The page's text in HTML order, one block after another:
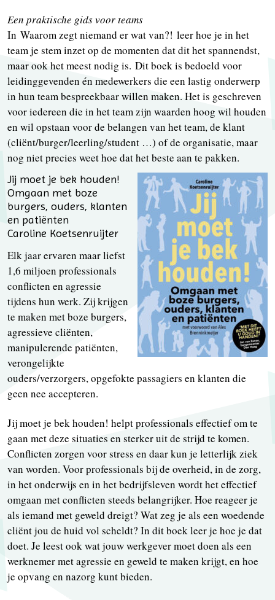
Een praktische gids voor teams
In Waarom zegt niemand er wat van?! leer hoe je in het
team je stem inzet op de momenten dat dit het spannendst,
maar ook het meest nodig is. Dit boek is bedoeld voor
leidinggevenden én medewerkers die een lastig onderwerp
in hun team bespreekbaar willen maken. Het is geschreven
voor iedereen die in het team zijn waarden hoog wil houden
en wil opstaan voor de belangen van het team, de klant
(cliënt/burger/leerling/student …) of de organisatie, maar
nog niet precies weet hoe dat het beste aan te pakken.
Jij moet je bek houden!
Omgaan met boze
burgers, ouders, klanten
en patiënten
Caroline Koetsenruijter
Elk jaar ervaren maar liefst
1,6 miljoen professionals
conflicten en agressie
tijdens hun werk. Zij krijgen
te maken met boze burgers,
agressieve cliënten,
manipulerende patiënten,
verongelijkte
ouders/verzorgers, opgefokte passagiers en klanten die
geen nee accepteren.
Jij moet je bek houden! helpt professionals effectief om te
gaan met deze situaties en sterker uit de strijd te komen.
Conflicten zorgen voor stress en daar kun je letterlijk ziek
van worden. Voor professionals bij de overheid, in de zorg,
in het onderwijs en in het bedrijfsleven wordt het effectief
omgaan met conflicten steeds belangrijker. Hoe reageer je
als iemand met geweld dreigt? Wat zeg je als een woedende
cliënt jou de huid vol scheldt? In dit boek leer je hoe je dat
doet. Je leest ook wat jouw werkgever moet doen als een
werknemer met agressie en geweld te maken krijgt, en hoe
je opvang en nazorg kunt bieden.